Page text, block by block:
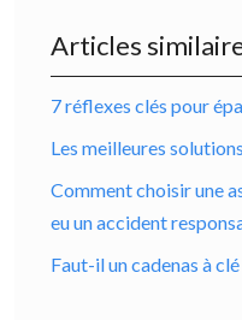
Articles
7 réflexes clés pour
Les meilleures
Comment choisir une
eu un accident
Faut-il un cadenas à